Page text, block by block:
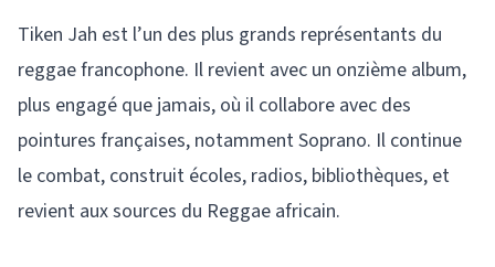
Tiken Jah est l’un des plus grands représentants du
reggae francophone. Il revient avec un onzième album,
plus engagé que jamais, où il collabore avec des
pointures françaises, notamment Soprano. Il continue
le combat, construit écoles, radios, bibliothèques, et
revient aux sources du Reggae africain.